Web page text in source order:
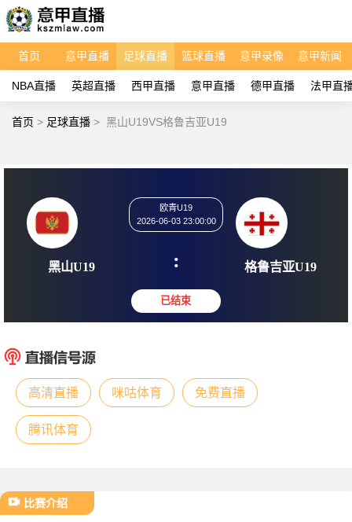
首页 意甲直播 足球直播 篮球直播 意甲录像 意甲新闻
NBA直播 英超直播 西甲直播 意甲直播 德甲直播 法甲直
首页 > 足球直播 > 黑山U19VS格鲁吉亚U19
黑山U19
2026-06-03 23:00:00
: 格鲁吉
高清直播 咪咕体育 免费直播
腾讯体育
比赛介绍